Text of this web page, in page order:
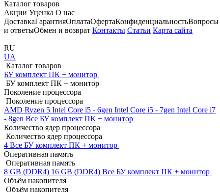
Каталог товаров
Акции Уценка О нас
ДоставкаГарантияОплатаОфертаКонфиденциальностьВопросы
и ответыОбмен и возврат Контакты Статьи Карта сайта
RU
UA
Каталог товаров
БУ комплект ПК + монитор
БУ комплект ПК + монитор
Поколение процессора
Поколение процессора
AMD Ryzen 5 Intel Core i5 - 6gen Intel Core i5 - 7gen Intel Core i7
- 8gen Все БУ комплект ПК + монитор
Количество ядер процессора
Количество ядер процессора
4 Все БУ комплект ПК + монитор
Оперативная память
Оперативная память
8 GB (DDR4) 16 GB (DDR4) Все БУ комплект ПК + монитор
Объём накопителя
Объём накопителя